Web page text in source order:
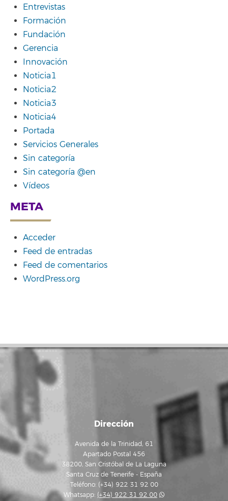
Entrevistas
Formación
Fundación
Gerencia
Innovación
Noticia1
Noticia2
Noticia3
Noticia4
Portada
Servicios Generales
Sin categoría
Sin categoría @en
Vídeos
META
Acceder
Feed de entradas
Feed de comentarios
WordPress.org
Dirección
Avenida de la Trinidad, 61
Apartado Postal 456
38200, San Cristóbal de La Laguna
Santa Cruz de Tenerife - España
Teléfono: (+34) 922 31 92 00
Whatsapp: (+34) 922 31 92 00